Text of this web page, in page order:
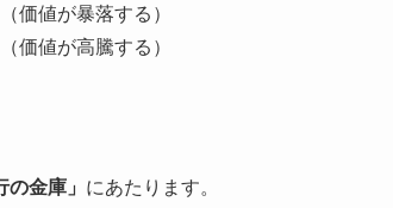
価値が暴落する）
価値が高騰する）
金庫」 にあたります。